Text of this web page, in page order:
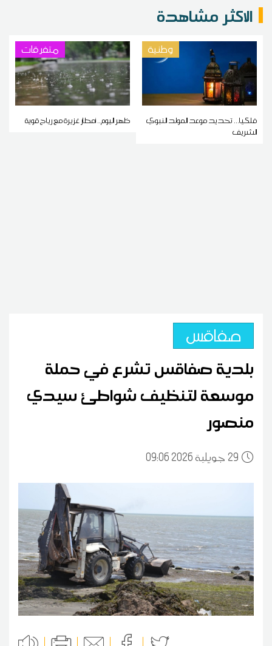
الاكثر مشاهدة
وطنية
فلكيا... تحديد موعد المولد النبوي
الشريف
متفرقات
ظهر اليوم.. أمطار غزيرة مع رياح قوية
صفاقس
بلدية صفاقس تشرع في حملة
موسعة لتنظيف شواطئ سيدي
منصور
29 09:06 2026 جويلية